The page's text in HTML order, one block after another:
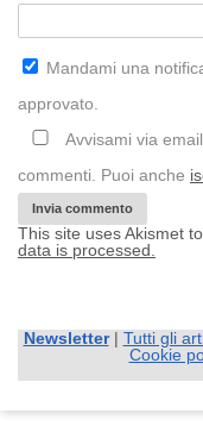
Mandami una
approvato.
Avvisami via
commenti. Puoi anche
This site uses Akismet
data is processed.
Newsletter| Tutti gli
Cookie